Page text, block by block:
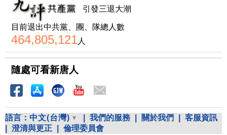
引發三退大潮
目前退出中共黨、團、隊總人數
464,805,121人
隨處可看新唐人
語言： 中文(台灣) 我們的服務 關於我們
客服資訊
澄清與更正 倫理委員會